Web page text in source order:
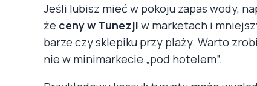
Jeśli lubisz mieć w pokoju zapas wody,
że ceny w Tunezji w marketach i
barze czy sklepiku przy plaży. Warto
nie w minimarkecie „pod hotelem”.